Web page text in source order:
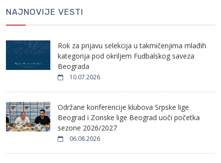
NAJNOVIJE VESTI
Rok za prijavu selekcija u takmičenjima mlađih
kategorija pod okriljem Fudbalskog saveza
Beograda
10.07.2026
Održane konferencije klubova Srpske lige
Beograd i Zonske lige Beograd uoči početka
sezone 2026/2027
06.08.2026